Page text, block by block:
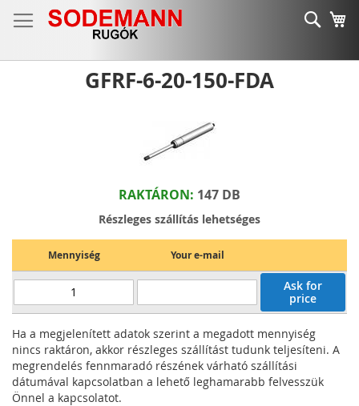
a
GFRF-6-20-150-FDA
RAKTÁRON: 147 DB
Részleges szállítás lehetséges
Mennyiség Your e-mail
Ask for
price
Ha a megjelenített adatok szerint a megadott mennyiség
nincs raktáron, akkor részleges szállítást tudunk teljesíteni. A
megrendelés fennmaradó részének várható szállítási
dátumával kapcsolatban a lehető leghamarabb felvesszük
Önnel a kapcsolatot.